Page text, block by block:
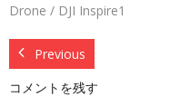
Drone / DJI Inspire1
Previous
コメントを残す